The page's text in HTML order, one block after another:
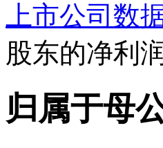
上市公司数
股东的净利
归属于母